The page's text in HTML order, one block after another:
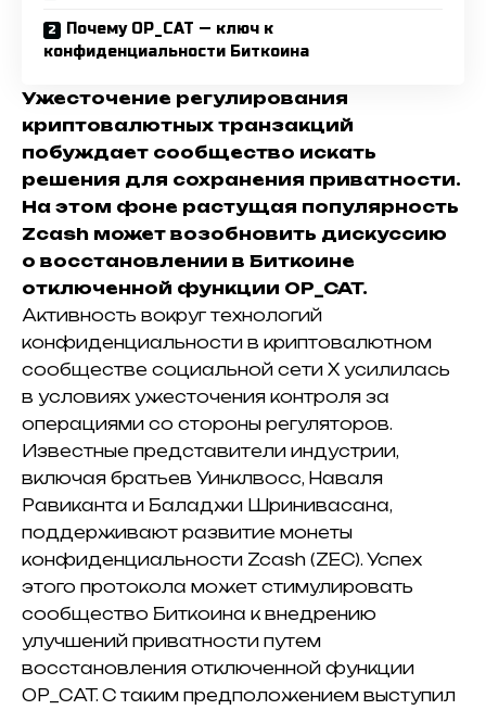
Почему OP_CAT — ключ к
конфиденциальности Биткоина
Ужесточение регулирования
криптовалютных транзакций
побуждает сообщество искать
решения для сохранения приватности.
На этом фоне растущая популярность
Zcash может возобновить дискуссию
о восстановлении в Биткоине
отключенной функции OP_CAT.
Активность вокруг технологий
конфиденциальности в криптовалютном
сообществе социальной сети X усилилась
в условиях ужесточения контроля за
операциями со стороны регуляторов.
Известные представители индустрии,
включая братьев Уинклвосс, Наваля
Равиканта и Баладжи Шринивасана,
поддерживают развитие монеты
конфиденциальности Zcash (ZEC). Успех
этого протокола может стимулировать
сообщество Биткоина к внедрению
улучшений приватности путем
восстановления отключенной функции
OP_CAT. С таким предположением выступил